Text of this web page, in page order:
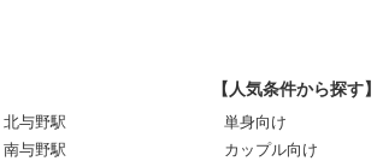
北与野駅
南与野駅
【人気条件から探す】
単身向け
カップル向け